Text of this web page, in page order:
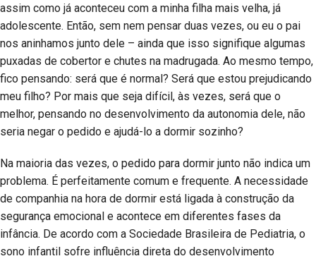
assim como já aconteceu com a minha filha mais velha, já
adolescente. Então, sem nem pensar duas vezes, ou eu o pai
nos aninhamos junto dele – ainda que isso signifique algumas
puxadas de cobertor e chutes na madrugada. Ao mesmo tempo,
fico pensando: será que é normal? Será que estou prejudicando
meu filho? Por mais que seja difícil, às vezes, será que o
melhor, pensando no desenvolvimento da autonomia dele, não
seria negar o pedido e ajudá-lo a dormir sozinho?
Na maioria das vezes, o pedido para dormir junto não indica um
problema. É perfeitamente comum e frequente. A necessidade
de companhia na hora de dormir está ligada à construção da
segurança emocional e acontece em diferentes fases da
infância. De acordo com a Sociedade Brasileira de Pediatria, o
sono infantil sofre influência direta do desenvolvimento